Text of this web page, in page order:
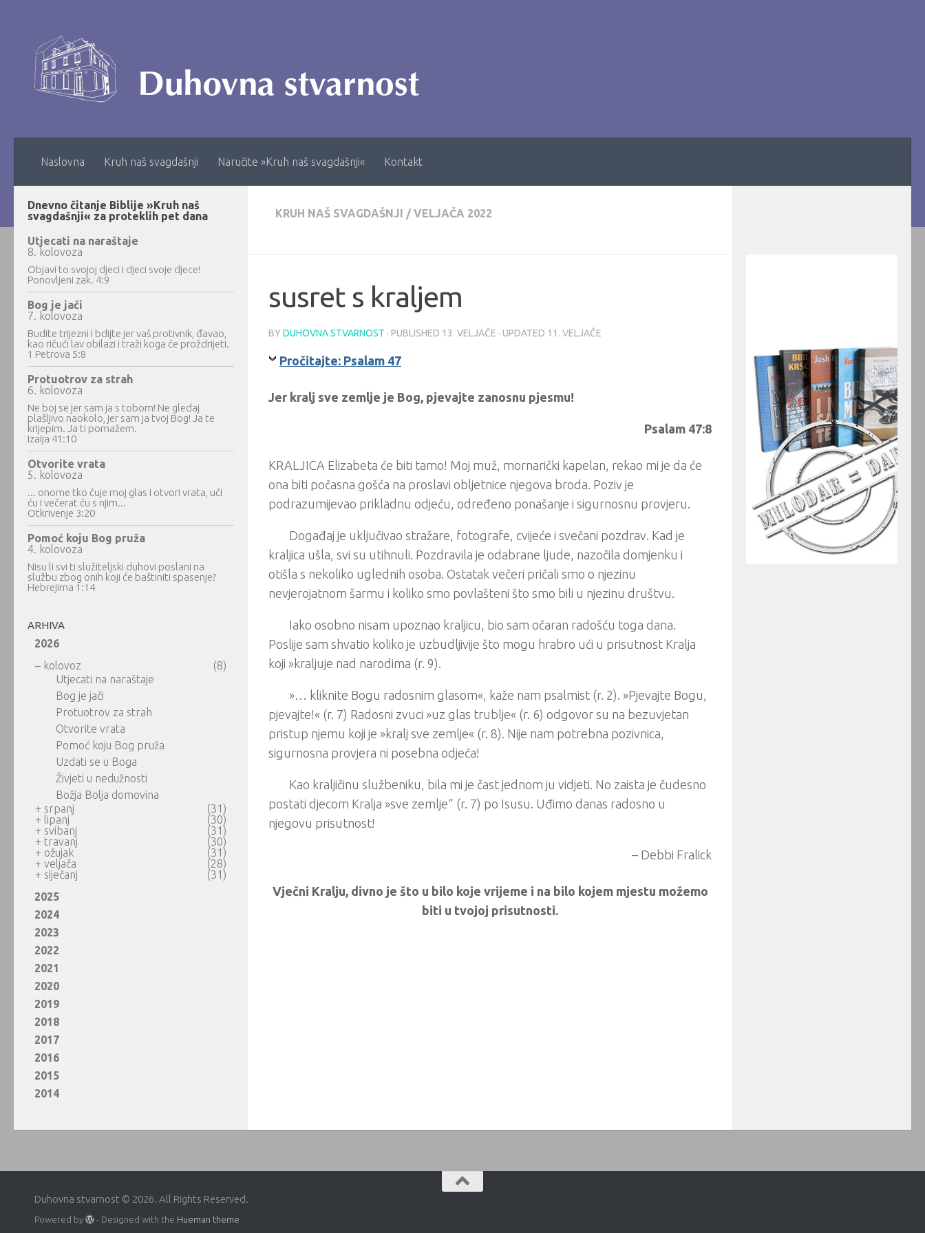
Naslovna Kruh naš svagdašnji Naručite »Kruh naš svagdašnji« Kontakt
KRUH NAŠ SVAGDAŠNJI / VELJAČA 2022
susret s kraljem
BY DUHOVNA STVARNOST · PUBLISHED 13. VELJAČE · UPDATED 11. VELJAČE
Pročitajte: Psalam 47
Jer kralj sve zemlje je Bog, pjevajte zanosnu pjesmu!
Psalam 47:8
KRALJICA Elizabeta će biti tamo! Moj muž, mornarički kapelan, rekao mi je da će
ona biti počasna gošća na proslavi obljetnice njegova broda. Poziv je
podrazumijevao prikladnu odjeću, određeno ponašanje i sigurnosnu provjeru.
Događaj je uključivao stražare, fotografe, cvijeće i svečani pozdrav. Kad je
kraljica ušla, svi su utihnuli. Pozdravila je odabrane ljude, nazočila domjenku i
otišla s nekoliko uglednih osoba. Ostatak večeri pričali smo o njezinu
nevjerojatnom šarmu i koliko smo povlašteni što smo bili u njezinu društvu.
Iako osobno nisam upoznao kraljicu, bio sam očaran radošću toga dana.
Poslije sam shvatio koliko je uzbudljivije što mogu hrabro ući u prisutnost Kralja
koji »kraljuje nad narodima (r. 9).
»… kliknite Bogu radosnim glasom«, kaže nam psalmist (r. 2). »Pjevajte Bogu,
pjevajte!« (r. 7) Radosni zvuci »uz glas trublje« (r. 6) odgovor su na bezuvjetan
pristup njemu koji je »kralj sve zemlje« (r. 8). Nije nam potrebna pozivnica,
sigurnosna provjera ni posebna odjeća!
Kao kraljičinu službeniku, bila mi je čast jednom ju vidjeti. No zaista je čudesno
postati djecom Kralja »sve zemlje“ (r. 7) po Isusu. Uđimo danas radosno u
njegovu prisutnost!
– Debbi Fralick
Vječni Kralju, divno je što u bilo koje vrijeme i na bilo kojem mjestu možemo
biti u tvojoj prisutnosti.
Dnevno čitanje Biblije »Kruh naš
svagdašnji« za proteklih pet dana
Utjecati na naraštaje
8. kolovoza
Objavi to svojoj djeci i djeci svoje djece!
Ponovljeni zak. 4:9
Bog je jači
7. kolovoza
Budite trijezni i bdijte jer vaš protivnik, đavao,
kao ričući lav obilazi i traži koga će proždrijeti.
1 Petrova 5:8
Protuotrov za strah
6. kolovoza
Ne boj se jer sam ja s tobom! Ne gledaj
plašljivo naokolo, jer sam ja tvoj Bog! Ja te
krijepim. Ja ti pomažem.
Izaija 41:10
Otvorite vrata
5. kolovoza
... onome tko čuje moj glas i otvori vrata, ući
ću i večerat ću s njim...
Otkrivenje 3:20
Pomoć koju Bog pruža
4. kolovoza
Nisu li svi ti služiteljski duhovi poslani na
službu zbog onih koji će baštiniti spasenje?
Hebrejima 1:14
ARHIVA
2026
– kolovoz
(8)
Utjecati na naraštaje
Bog je jači
Protuotrov za strah
Otvorite vrata
Pomoć koju Bog pruža
Uzdati se u Boga
Živjeti u nedužnosti
Božja Bolja domovina
+ srpanj
(31)
+ lipanj
(30)
+ svibanj
(31)
+ travanj
(30)
+ ožujak
(31)
+ veljača
(28)
+ siječanj
(31)
2025
2024
2023
2022
2021
2020
2019
2018
2017
2016
2015
2014
Duhovna stvarnost © 2026. All Rights Reserved.
Powered by - Designed with the Hueman theme